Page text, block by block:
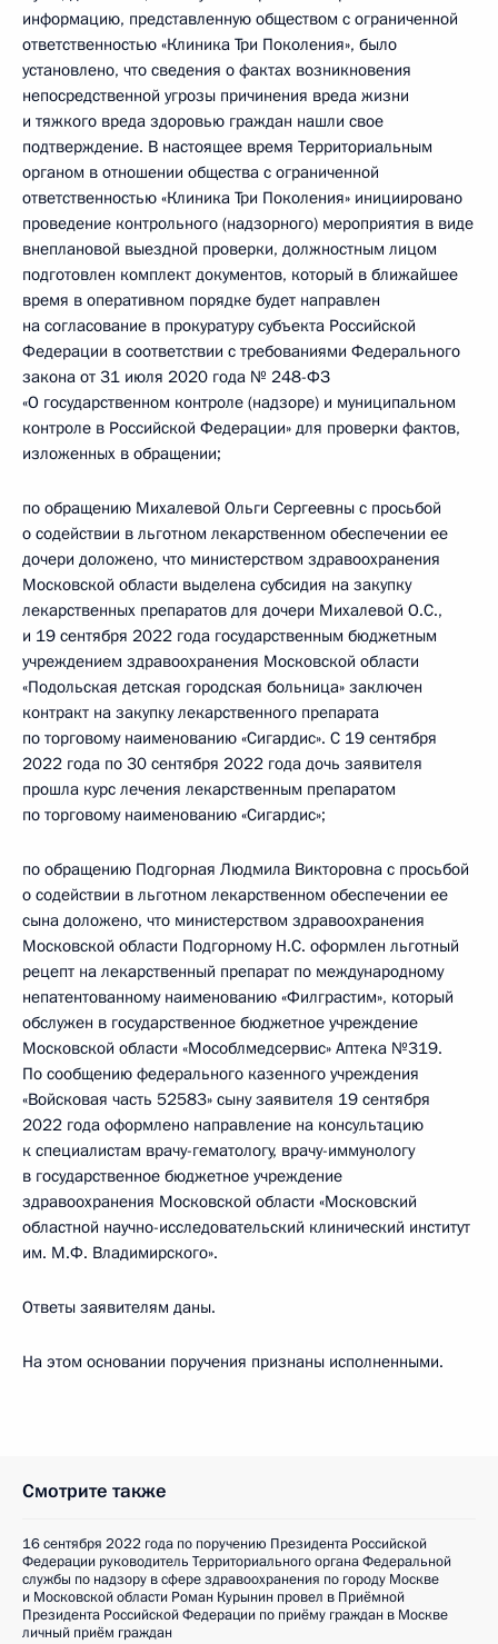
информацию, представленную обществом с ограниченной
ответственностью «Клиника Три Поколения», было
установлено, что сведения о фактах возникновения
непосредственной угрозы причинения вреда жизни
и тяжкого вреда здоровью граждан нашли свое
подтверждение. В настоящее время Территориальным
органом в отношении общества с ограниченной
ответственностью «Клиника Три Поколения» инициировано
проведение контрольного (надзорного) мероприятия в виде
внеплановой выездной проверки, должностным лицом
подготовлен комплект документов, который в ближайшее
время в оперативном порядке будет направлен
на согласование в прокуратуру субъекта Российской
Федерации в соответствии с требованиями Федерального
закона от 31 июля 2020 года № 248-ФЗ
«О государственном контроле (надзоре) и муниципальном
контроле в Российской Федерации» для проверки фактов,
изложенных в обращении;
по обращению Михалевой Ольги Сергеевны с просьбой
о содействии в льготном лекарственном обеспечении ее
дочери доложено, что министерством здравоохранения
Московской области выделена субсидия на закупку
лекарственных препаратов для дочери Михалевой О.С.,
и 19 сентября 2022 года государственным бюджетным
учреждением здравоохранения Московской области
«Подольская детская городская больница» заключен
контракт на закупку лекарственного препарата
по торговому наименованию «Сигардис». С 19 сентября
2022 года по 30 сентября 2022 года дочь заявителя
прошла курс лечения лекарственным препаратом
по торговому наименованию «Сигардис»;
по обращению Подгорная Людмила Викторовна с просьбой
о содействии в льготном лекарственном обеспечении ее
сына доложено, что министерством здравоохранения
Московской области Подгорному Н.С. оформлен льготный
рецепт на лекарственный препарат по международному
непатентованному наименованию «Филграстим», который
обслужен в государственное бюджетное учреждение
Московской области «Мособлмедсервис» Аптека №319.
По сообщению федерального казенного учреждения
«Войсковая часть 52583» сыну заявителя 19 сентября
2022 года оформлено направление на консультацию
к специалистам врачу-гематологу, врачу-иммунологу
в государственное бюджетное учреждение
здравоохранения Московской области «Московский
областной научно-исследовательский клинический институт
им. М.Ф. Владимирского».
Ответы заявителям даны.
На этом основании поручения признаны исполненными.
Смотрите также
16 сентября 2022 года по поручению Президента Российской
Федерации руководитель Территориального органа Федеральной
службы по надзору в сфере здравоохранения по городу Москве
и Московской области Роман Курынин провел в Приёмной
Президента Российской Федерации по приёму граждан в Москве
личный приём граждан